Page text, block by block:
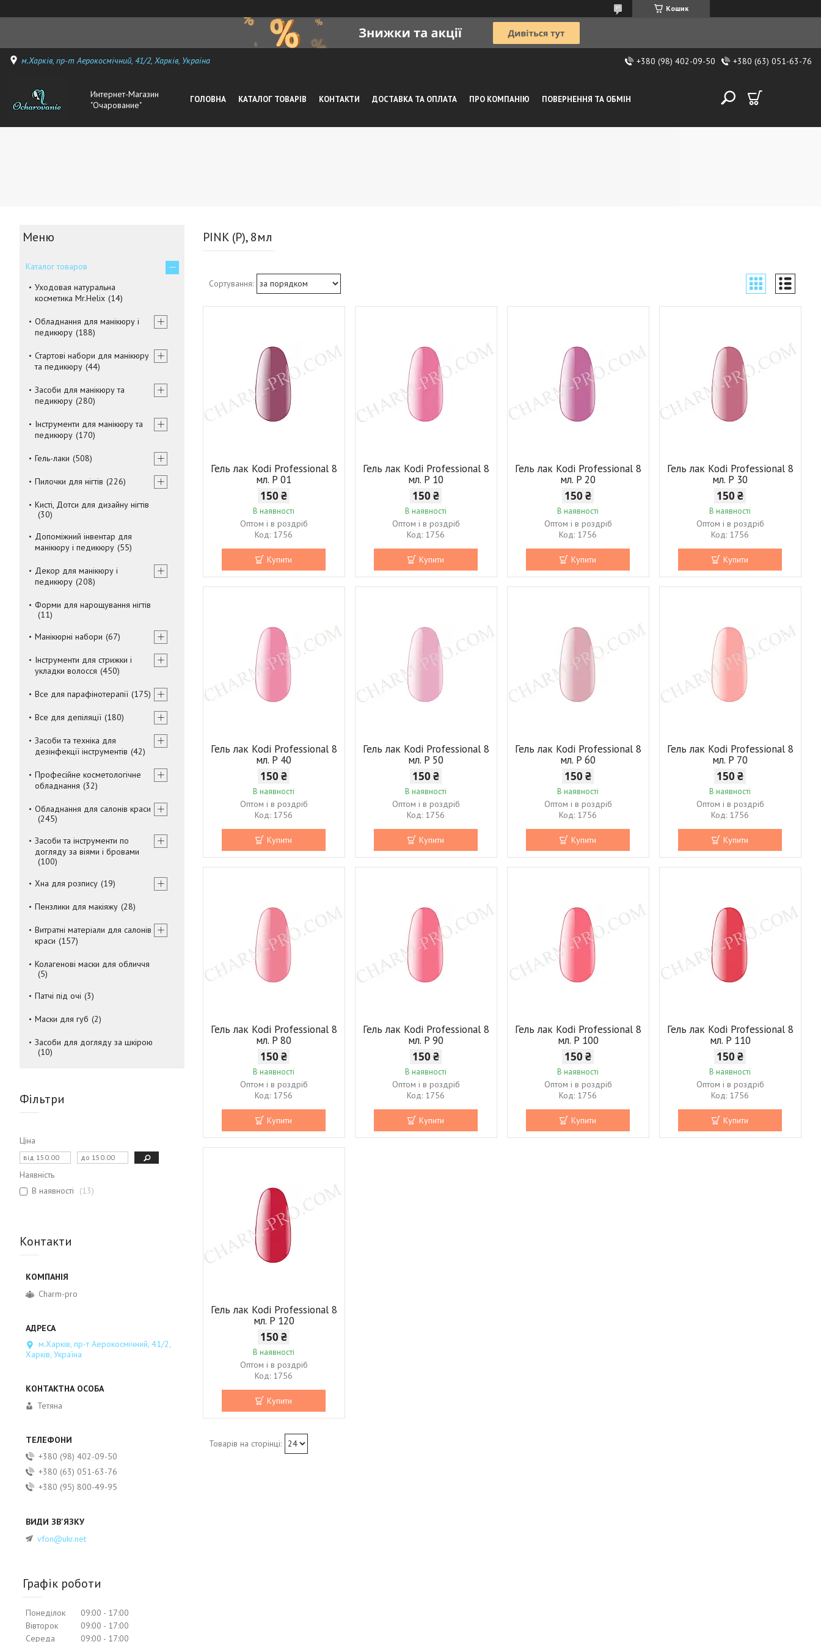
Кошик
м.Харків, пр-т Аерокосмічний, 41/2, Харків, Україна +380 (98) 402-09-50 +380 (63) 051-63-76
Интернет-Магазин
"Очарование"
ГОЛОВНА КАТАЛОГ ТОВАРІВ КОНТАКТИ ДОСТАВКА ТА ОПЛАТА ПРО КОМПАНІЮ ПОВЕРНЕННЯ ТА ОБМІН
PINK (P), 8мл
Гель лак Kodi Professional 8
мл. P 01
150 ₴
В наявності
Оптом і в роздріб
1756
Купити
Гель лак Kodi Professional 8
мл. P 10
150 ₴
В наявності
Оптом і в роздріб
1756
Купити
Гель лак Kodi Professional 8
мл. P 20
150 ₴
В наявності
Оптом і в роздріб
1756
Купити
Гель лак Kodi Professional 8
мл. P 30
150 ₴
В наявності
Оптом і в роздріб
1756
Купити
Гель лак Kodi Professional 8
мл. P 40
150 ₴
В наявності
Оптом і в роздріб
1756
Купити
Гель лак Kodi Professional 8
мл. P 50
150 ₴
В наявності
Оптом і в роздріб
1756
Купити
Гель лак Kodi Professional 8
мл. P 60
150 ₴
В наявності
Оптом і в роздріб
1756
Купити
Гель лак Kodi Professional 8
мл. P 70
150 ₴
В наявності
Оптом і в роздріб
1756
Купити
Гель лак Kodi Professional 8
мл. P 80
150 ₴
В наявності
Оптом і в роздріб
1756
Купити
Гель лак Kodi Professional 8
мл. P 90
150 ₴
В наявності
Оптом і в роздріб
1756
Купити
Гель лак Kodi Professional 8
мл. P 100
150 ₴
В наявності
Оптом і в роздріб
1756
Купити
Гель лак Kodi Professional 8
мл. P 110
150 ₴
В наявності
Оптом і в роздріб
1756
Купити
Гель лак Kodi Professional 8
мл. P 120
150 ₴
В наявності
Оптом і в роздріб
1756
Купити
Каталог товаров
Уходовая натуральна
косметика Mr.Helix 14
Обладнання для манікюру і
педикюру 188
Стартові набори для манікюру
та педикюру 44
Засоби для манікюру та
педикюру 280
Інструменти для манікюру та
педикюру 170
Гель-лаки 508
Пилочки для нігтів 226
Кисті, Дотси для дизайну нігтів
30
Допоміжний інвентар для
манікюру і педикюру 55
Декор для манікюру і
педикюру 208
Форми для нарощування нігтів
11
Манікюрні набори 67
Інструменти для стрижки і
укладки волосся 450
Все для парафінотерапії 175
Все для депіляції 180
Засоби та техніка для
дезінфекції інструментів 42
Професійне косметологічне
обладнання
32
Обладнання для салонів краси
245
Засоби та інструменти по
догляду за віями і бровами
100
Хна для розпису 19
Пензлики для макіяжу 28
Витратні матеріали для салонів
краси
157
Колагенові маски для обличчя
5
Патчі під очі
3
Маски для губ 2
Засоби для догляду за шкірою
10
Фільтри
Ціна
Наявність
В наявності
13
Контакти
Charm-pro
м.Харків, пр-т Аерокосмічний, 41/2,
Харків, Україна
Тетяна
+380 (98) 402-09-50
+380 (63) 051-63-76
+380 (95) 800-49-95
vfon@ukr.net
Графік роботи
Понеділок 09:00
17:00
Вівторок
09:00
17:00
Середа
09:00 17:00